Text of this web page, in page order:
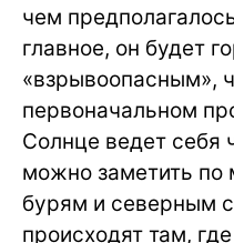
чем
главное, он будет
«взрывоопасным»,
первоначальном
Солнце ведет себя
можно заметить
бурям и северным
происходят там,